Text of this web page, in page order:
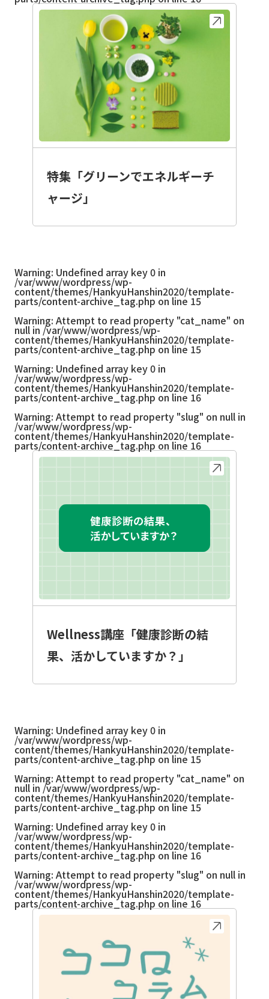
特集「グリーンでエネルギーチ
ャージ」
Warning: Undefined array key 0 in
/var/www/wordpress/wp-
content/themes/HankyuHanshin2020/template-
parts/content-archive_tag.php on line 15
Warning: Attempt to read property "cat_name" on
null in /var/www/wordpress/wp-
content/themes/HankyuHanshin2020/template-
parts/content-archive_tag.php on line 15
Warning: Undefined array key 0 in
/var/www/wordpress/wp-
content/themes/HankyuHanshin2020/template-
parts/content-archive_tag.php on line 16
Warning: Attempt to read property "slug" on null in
/var/www/wordpress/wp-
content/themes/HankyuHanshin2020/template-
parts/content-archive_tag.php on line 16
Wellness講座「健康診断の結
果、活かしていますか？」
Warning: Undefined array key 0 in
/var/www/wordpress/wp-
content/themes/HankyuHanshin2020/template-
parts/content-archive_tag.php on line 15
Warning: Attempt to read property "cat_name" on
null in /var/www/wordpress/wp-
content/themes/HankyuHanshin2020/template-
parts/content-archive_tag.php on line 15
Warning: Undefined array key 0 in
/var/www/wordpress/wp-
content/themes/HankyuHanshin2020/template-
parts/content-archive_tag.php on line 16
Warning: Attempt to read property "slug" on null in
/var/www/wordpress/wp-
content/themes/HankyuHanshin2020/template-
parts/content-archive_tag.php on line 16